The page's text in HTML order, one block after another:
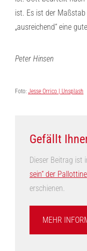
ist. Es ist der
„ausreichend“ eine
Peter Hinsen
Foto: Jesse Orrico | Unsplash
Gefällt
Dieser Beitrag ist
sein“ der
erschienen.
MEHR